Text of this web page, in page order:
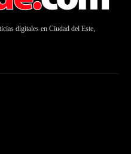
digitales en Ciudad del Este,